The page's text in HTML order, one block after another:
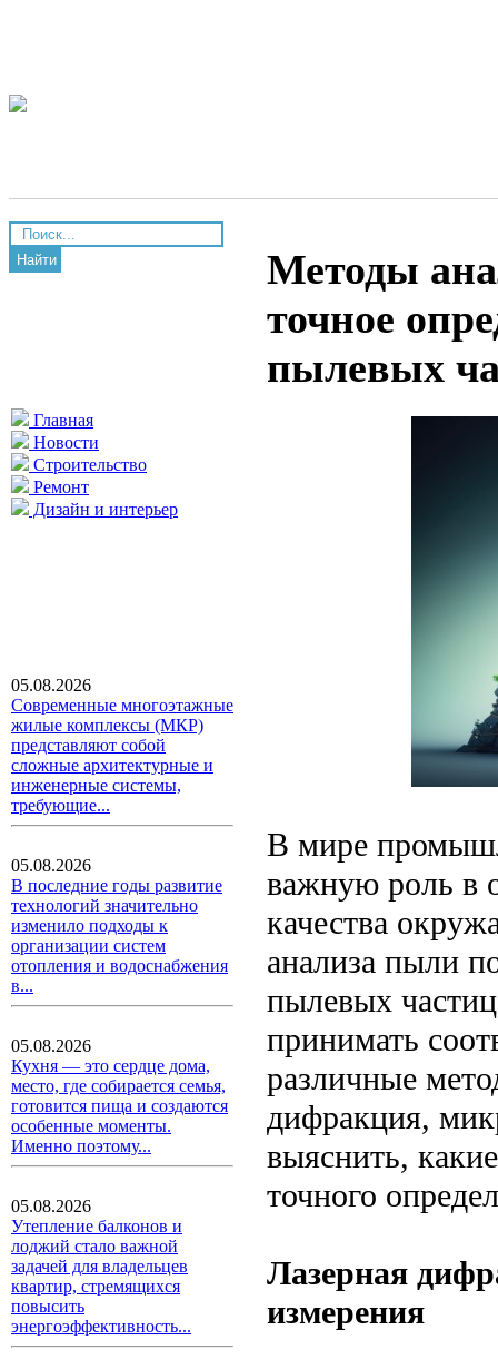
Найти
Главная
Новости
Строительство
Ремонт
Дизайн и интерьер
05.08.2026
Современные многоэтажные
жилые комплексы (МКР)
представляют собой
сложные архитектурные и
инженерные системы,
требующие...
05.08.2026
В последние годы развитие
технологий значительно
изменило подходы к
организации систем
отопления и водоснабжения
в...
05.08.2026
Кухня — это сердце дома,
место, где собирается семья,
готовится пища и создаются
особенные моменты.
Именно поэтому...
05.08.2026
Утепление балконов и
лоджий стало важной
задачей для владельцев
квартир, стремящихся
повысить
энергоэффективность...
Методы
точное
пылевых
В мире
важную роль в
качества
анализа пыли
пылевых
принимать
различные
дифракция,
выяснить,
точного
Лазерная
измерения